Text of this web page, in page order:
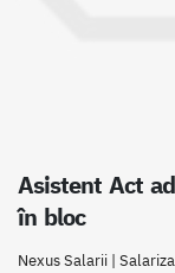
Asistent Act
în bloc
Nexus Salarii |